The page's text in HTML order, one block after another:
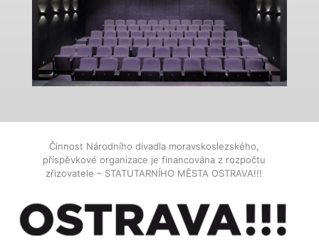
Činnost Národního divadla moravskoslezského,
příspěvkové organizace je financována z rozpočtu
zřizovatele – STATUTARNÍHO MĚSTA OSTRAVA!!!